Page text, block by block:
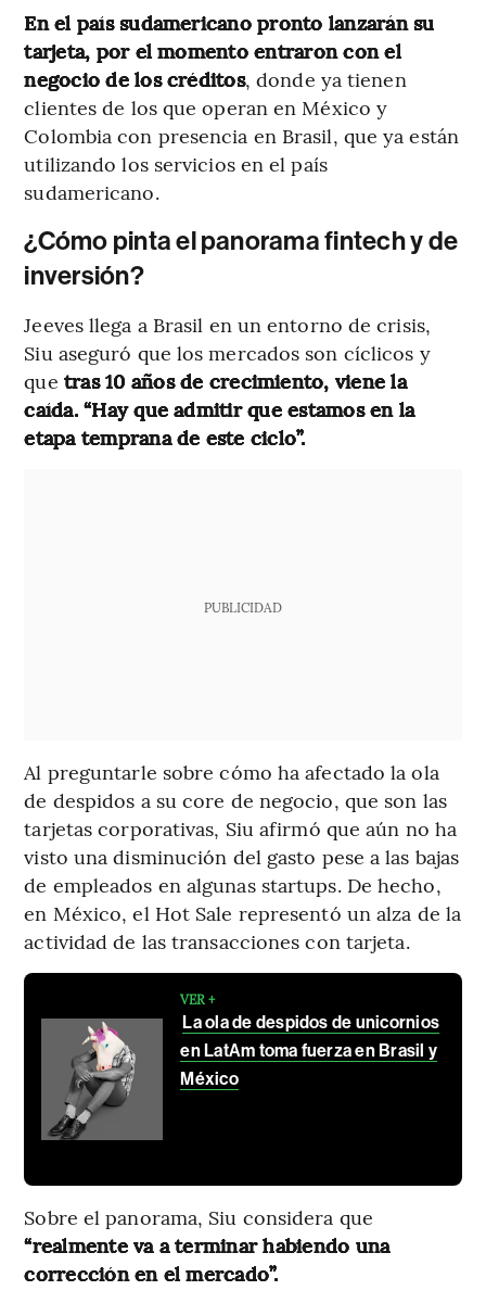
En el país sudamericano pronto lanzarán su
tarjeta, por el momento entraron con el
negocio de los créditos, donde ya tienen
clientes de los que operan en México y
Colombia con presencia en Brasil, que ya están
utilizando los servicios en el país
sudamericano.
¿Cómo pinta el panorama fintech y de
inversión?
Jeeves llega a Brasil en un entorno de crisis,
Siu aseguró que los mercados son cíclicos y
que tras 10 años de crecimiento, viene la
caída. “Hay que admitir que estamos en la
etapa temprana de este ciclo”.
PUBLICIDAD
Al preguntarle sobre cómo ha afectado la ola
de despidos a su core de negocio, que son las
tarjetas corporativas, Siu afirmó que aún no ha
visto una disminución del gasto pese a las bajas
de empleados en algunas startups. De hecho,
en México, el Hot Sale representó un alza de la
actividad de las transacciones con tarjeta.
VER +
La ola de despidos de unicornios
en LatAm toma fuerza en Brasil y
México
Sobre el panorama, Siu considera que
“realmente va a terminar habiendo una
corrección en el mercado”.